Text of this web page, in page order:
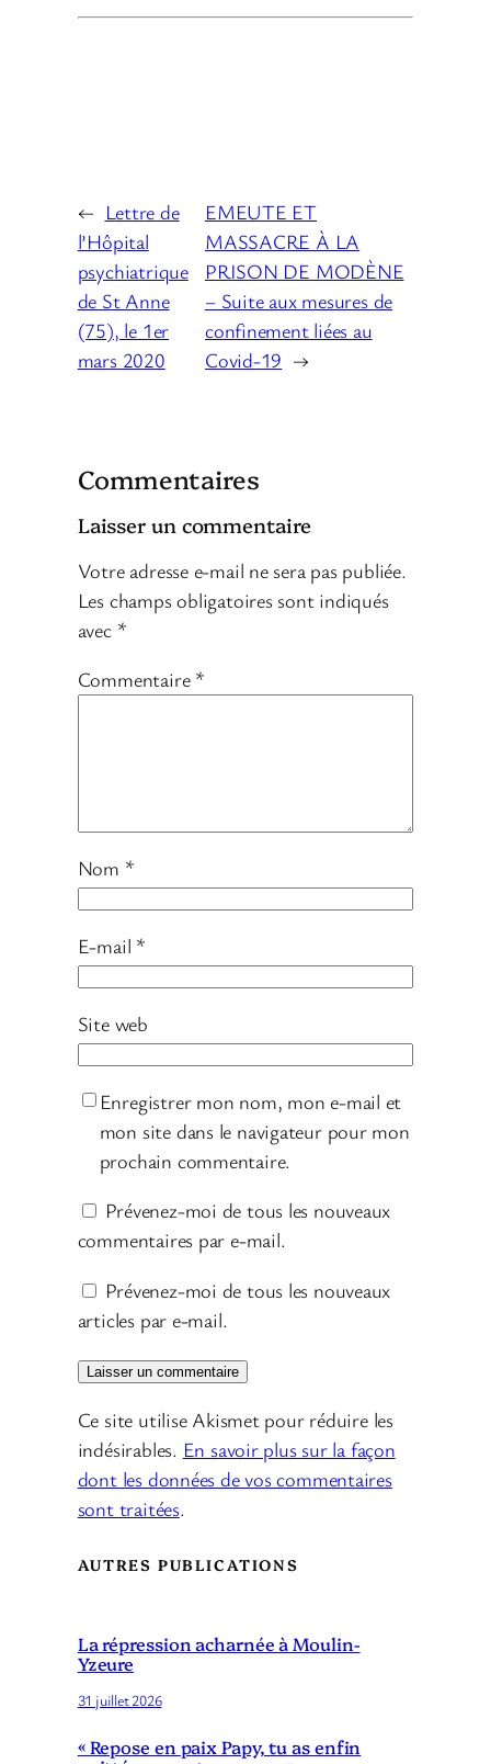
← Lettre de
l’Hôpital
psychiatrique
de St Anne
(75), le 1er
mars 2020
EMEUTE ET
MASSACRE À LA
PRISON DE MODÈNE
– Suite aux mesures de
confinement liées au
Covid-19 →
Commentaires
Laisser un commentaire
Votre adresse e-mail ne sera pas publiée.
Les champs obligatoires sont indiqués
avec *
Commentaire *
Nom *
E-mail *
Site web
Enregistrer mon nom, mon e-mail et
mon site dans le navigateur pour mon
prochain commentaire.
Prévenez-moi de tous les nouveaux
commentaires par e-mail.
Prévenez-moi de tous les nouveaux
articles par e-mail.
Ce site utilise Akismet pour réduire les
indésirables. En savoir plus sur la façon
dont les données de vos commentaires
sont traitées.
AUTRES PUBLICATIONS
La répression acharnée à Moulin-
Yzeure
31 juillet 2026
« Repose en paix Papy, tu as enfin